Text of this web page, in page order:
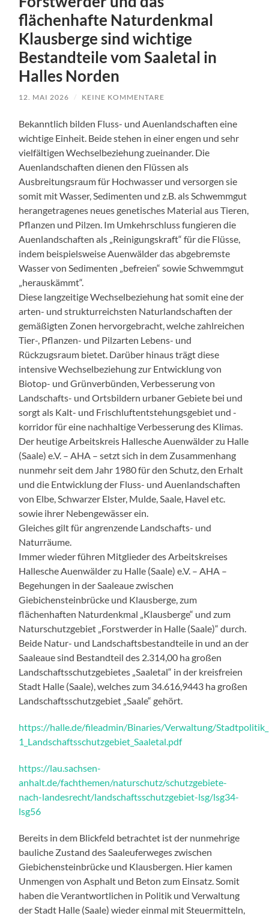
flächenhafte Naturdenkmal
Klausberge sind wichtige
Bestandteile vom Saaletal in
Halles Norden
12. MAI 2026 / KEINE KOMMENTARE
Bekanntlich bilden Fluss- und Auenlandschaften eine
wichtige Einheit. Beide stehen in einer engen und sehr
vielfältigen Wechselbeziehung zueinander. Die
Auenlandschaften dienen den Flüssen als
Ausbreitungsraum für Hochwasser und versorgen sie
somit mit Wasser, Sedimenten und z.B. als Schwemmgut
herangetragenes neues genetisches Material aus Tieren,
Pflanzen und Pilzen. Im Umkehrschluss fungieren die
Auenlandschaften als „Reinigungskraft“ für die Flüsse,
indem beispielsweise Auenwälder das abgebremste
Wasser von Sedimenten „befreien“ sowie Schwemmgut
„herauskämmt“.
Diese langzeitige Wechselbeziehung hat somit eine der
arten- und strukturreichsten Naturlandschaften der
gemäßigten Zonen hervorgebracht, welche zahlreichen
Tier-, Pflanzen- und Pilzarten Lebens- und
Rückzugsraum bietet. Darüber hinaus trägt diese
intensive Wechselbeziehung zur Entwicklung von
Biotop- und Grünverbünden, Verbesserung von
Landschafts- und Ortsbildern urbaner Gebiete bei und
sorgt als Kalt- und Frischluftentstehungsgebiet und -
korridor für eine nachhaltige Verbesserung des Klimas.
Der heutige Arbeitskreis Hallesche Auenwälder zu Halle
(Saale) e.V. – AHA – setzt sich in dem Zusammenhang
nunmehr seit dem Jahr 1980 für den Schutz, den Erhalt
und die Entwicklung der Fluss- und Auenlandschaften
von Elbe, Schwarzer Elster, Mulde, Saale, Havel etc.
sowie ihrer Nebengewässer ein.
Gleiches gilt für angrenzende Landschafts- und
Naturräume.
Immer wieder führen Mitglieder des Arbeitskreises
Hallesche Auenwälder zu Halle (Saale) e.V. – AHA –
Begehungen in der Saaleaue zwischen
Giebichensteinbrücke und Klausberge, zum
flächenhaften Naturdenkmal „Klausberge“ und zum
Naturschutzgebiet „Forstwerder in Halle (Saale)“ durch.
Beide Natur- und Landschaftsbestandteile in und an der
Saaleaue sind Bestandteil des 2.314,00 ha großen
Landschaftsschutzgebietes „Saaletal“ in der kreisfreien
Stadt Halle (Saale), welches zum 34.616,9443 ha großen
Landschaftsschutzgebiet „Saale“ gehört.
https://halle.de/fileadmin/Binaries/Verwaltung/
1_Landschaftsschutzgebiet_Saaletal.pdf
https://lau.sachsen-
anhalt.de/fachthemen/naturschutz/schutzgebiete-
nach-landesrecht/landschaftsschutzgebiet-lsg/lsg34-
lsg56
Bereits in dem Blickfeld betrachtet ist der nunmehrige
bauliche Zustand des Saaleuferweges zwischen
Giebichensteinbrücke und Klausbergen. Hier kamen
Unmengen von Asphalt und Beton zum Einsatz. Somit
haben die Verantwortlichen in Politik und Verwaltung
der Stadt Halle (Saale) wieder einmal mit Steuermitteln,